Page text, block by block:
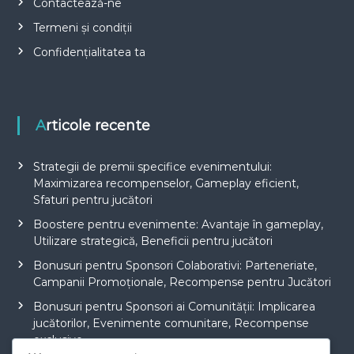
Contactează-ne
Termeni și condiții
Confidențialitatea ta
Articole recente
Strategii de premii specifice evenimentului:
Maximizarea recompenselor, Gameplay eficient,
Sfaturi pentru jucători
Boostere pentru evenimente: Avantaje în gameplay,
Utilizare strategică, Beneficii pentru jucători
Bonusuri pentru Sponsori Colaborativi: Parteneriate,
Campanii Promoționale, Recompense pentru Jucători
Bonusuri pentru Sponsori ai Comunității: Implicarea
jucătorilor, Evenimente comunitare, Recompense
exclusive